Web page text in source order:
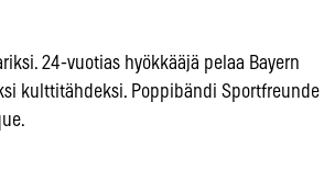
24-vuotias hyökkääjä pelaa Bayern
kulttitähdeksi. Poppibändi Sportfreunde